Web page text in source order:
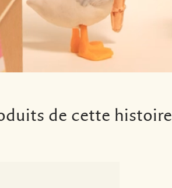
de cette histoire